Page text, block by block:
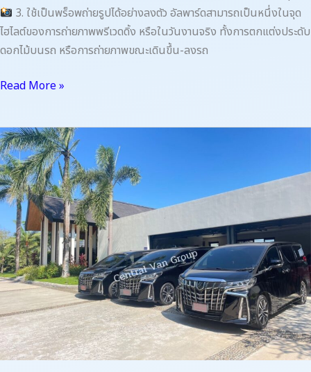
3. ใช้เป็นพร็อพถ่ายรูปได้อย่างลงตัว อัลพาร์ดสามารถเป็นหนึ่งในจุด
ไฮไลต์ของการถ่ายภาพพรีเวดดิ้ง หรือในวันงานจริง ทั้งการตกแต่งประดับ
ดอกไม้บนรถ หรือการถ่ายภาพขณะเดินขึ้น-ลงรถ
Read More »
เช่า
รถ
Alphard
ราย
เดือน
ราคา
เท่า
ไหร่
?
มั้ย